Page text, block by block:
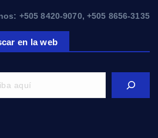
+505 8420-9070, +505 8656-3135
en la web